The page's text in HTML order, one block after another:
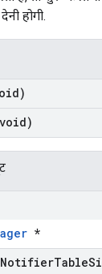
होगी.
*
NotifierTable